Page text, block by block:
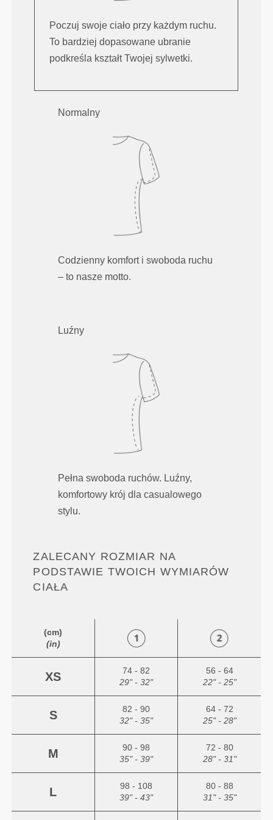
Poczuj swoje ciało przy każdym ruchu.
To bardziej dopasowane ubranie
podkreśla kształt Twojej sylwetki.
Normalny
Codzienny komfort i swoboda ruchu
– to nasze motto.
Luźny
Pełna swoboda ruchów. Luźny,
komfortowy krój dla casualowego
stylu.
ZALECANY ROZMIAR NA
PODSTAWIE TWOICH WYMIARÓW
CIAŁA
(cm)
(in)
XS
74 - 82
29" - 32"
56 - 64
22" - 25"
S
82 - 90
32" - 35"
64 - 72
25" - 28"
M
90 - 98
35" - 39"
72 - 80
28" - 31"
L
98 - 108
39" - 43"
80 - 88
31" - 35"